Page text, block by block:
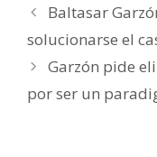
Baltasar
solucionarse el
Garzón pide
por ser un